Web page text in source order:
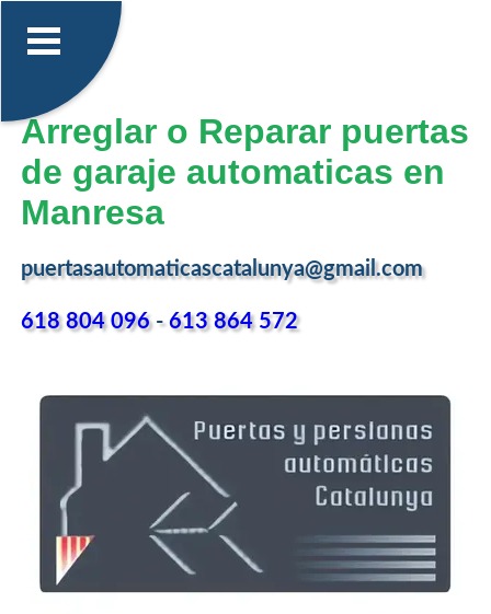
Arreglar o Reparar puertas
de garaje automaticas en
Manresa
puertasautomaticascatalunya@gmail.com
618 804 096-613 864 572